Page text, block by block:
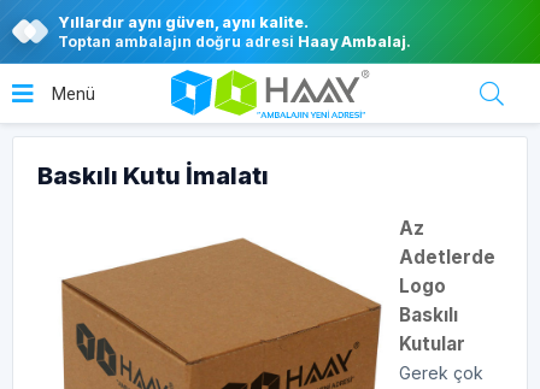
Yıllardır aynı güven, aynı kalite.
Toptan ambalajın doğru adresi Haay Ambalaj.
Baskılı Kutu İmalatı
Az
Adetlerde
Logo
Baskılı
Kutular
Gerek çok